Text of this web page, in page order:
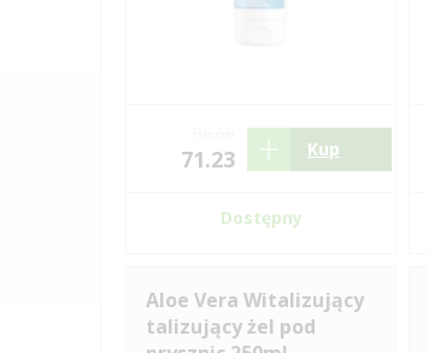
71.23 Kup
Dostępny
Aloe Vera Witalizujący
talizujący żel pod